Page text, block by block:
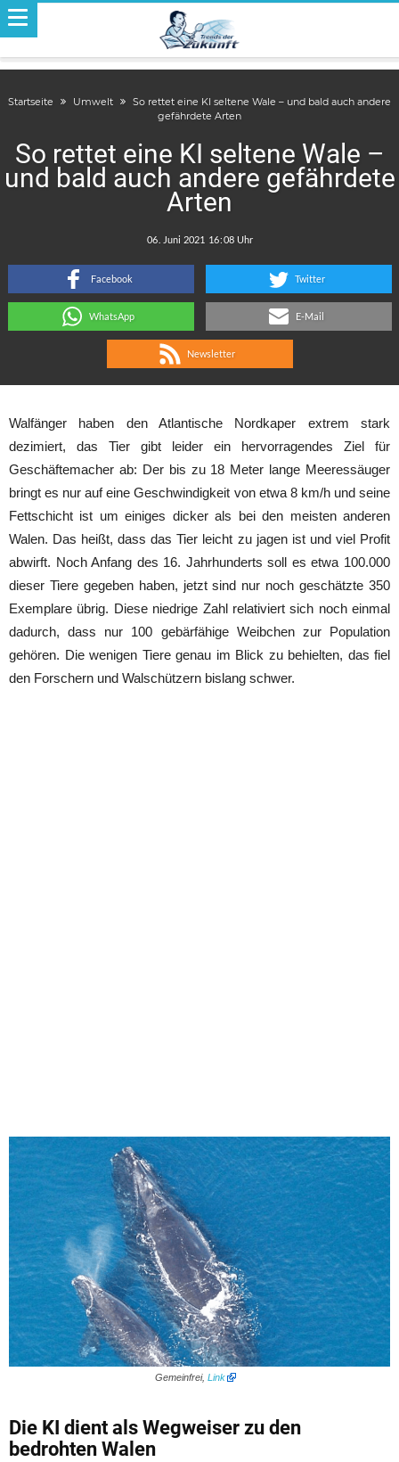
Startseite Umwelt
So rettet eine KI seltene Wale – und bald auch andere
gefährdete Arten
So rettet eine KI seltene Wale –
und bald auch andere gefährdete
Arten
:
Facebook Twitter
WhatsApp E-Mail
Newsletter
Walfänger haben den Atlantische Nordkaper extrem stark
dezimiert, das Tier gibt leider ein hervorragendes Ziel für
Geschäftemacher ab: Der bis zu 18 Meter lange Meeressäuger
bringt es nur auf eine Geschwindigkeit von etwa 8 km/h und seine
Fettschicht ist um einiges dicker als bei den meisten anderen
Walen. Das heißt, dass das Tier leicht zu jagen ist und viel Profit
abwirft. Noch Anfang des 16. Jahrhunderts soll es etwa 100.000
dieser Tiere gegeben haben, jetzt sind nur noch geschätzte 350
Exemplare übrig. Diese niedrige Zahl relativiert sich noch einmal
dadurch, dass nur 100 gebärfähige Weibchen zur Population
gehören. Die wenigen Tiere genau im Blick zu behielten, das fiel
den Forschern und Walschützern bislang schwer.
Gemeinfrei, Link
Die KI dient als Wegweiser zu den
bedrohten Walen